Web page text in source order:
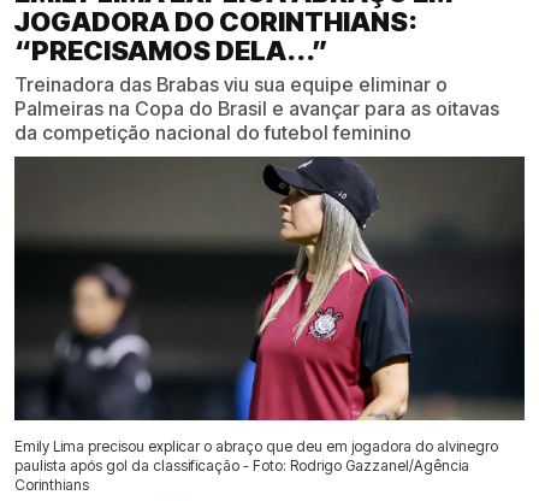
JOGADORA DO CORINTHIANS:
“PRECISAMOS DELA...”
Treinadora das Brabas viu sua equipe eliminar o
Palmeiras na Copa do Brasil e avançar para as oitavas
da competição nacional do futebol feminino
Emily Lima precisou explicar o abraço que deu em jogadora do alvinegro
paulista após gol da classificação - Foto: Rodrigo Gazzanel/Agência
Corinthians